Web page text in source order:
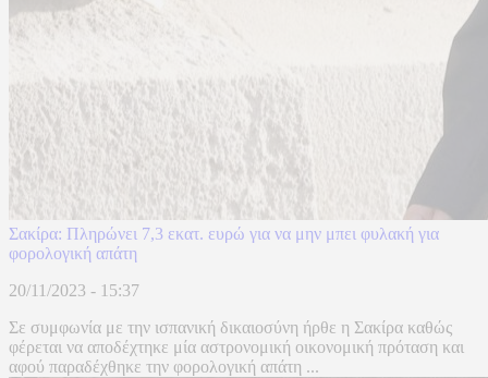
Σακίρα: Πληρώνει 7,3 εκατ. ευρώ για να μην μπει φυλακή για
φορολογική απάτη
20/11/2023 - 15:37
Σε συμφωνία με την ισπανική δικαιοσύνη ήρθε η Σακίρα καθώς
φέρεται να αποδέχτηκε μία αστρονομική οικονομική πρόταση και
αφού παραδέχθηκε την φορολογική απάτη ...